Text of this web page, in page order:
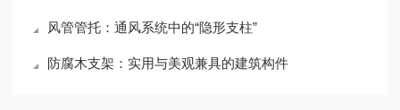
风管管托：通风系统中的“隐形支柱”
防腐木支架：实用与美观兼具的建筑构件